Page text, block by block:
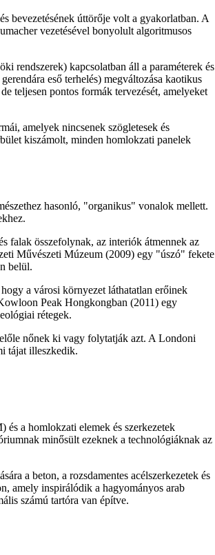
bevezetésének úttörője volt a gyakorlatban. A
vezetésével bonyolult algoritmusos
rendszerek) kapcsolatban áll a paraméterek és
eső terhelés) megváltozása kaotikus
teljesen pontos formák tervezését, amelyeket
amelyek nincsenek szögletesek és
kiszámolt, minden homlokzati panelek
hasonló, "organikus" vonalok mellett.
falak összefolynak, az interiók átmennek az
Művészeti Múzeum (2009) egy "úszó" fekete
belül.
a városi környezet láthatatlan erőinek
Peak Hongkongban (2011) egy
rétegek.
nőnek ki vagy folytatják azt. A Londoni
tájat illeszkedik.
a homlokzati elemek és szerkezetek
minősült ezeknek a technológiáknak az
a beton, a rozsdamentes acélszerkezetek és
amely inspirálódik a hagyományos arab
számú tartóra van építve.